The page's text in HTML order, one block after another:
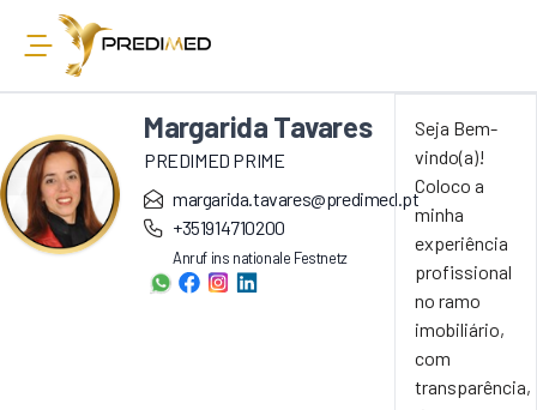
Margarida Tavares
PREDIMED PRIME
margarida.tavares@predimed.pt
+351914710200
Anruf ins nationale Festnetz
Seja Bem-
vindo(a)!
Coloco a
minha
experiência
profissional
no ramo
imobiliário,
com
transparência,